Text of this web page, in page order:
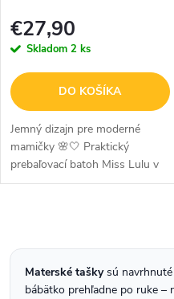
€27,90
Skladom 2 ks
DO KOŠÍKA
Jemný dizajn pre moderné
mamičky 🌸🤍 Praktický
prebaľovací batoh Miss Lulu v
elegantnej kombinácii ružovej a
v
Materské taškysú navrhnuté
bábätko prehľadne po ruke –